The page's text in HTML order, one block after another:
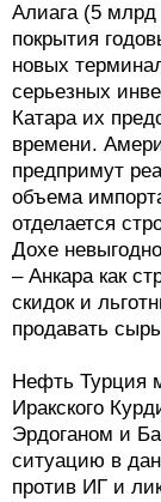
Алиага (5 млрд
покрытия
новых
серьезных
Катара их
времени.
предпримут
объема
отделается
Дохе
– Анкара как
скидок и
продавать
Нефть Турция
Иракского
Эрдоганом и
ситуацию в
против ИГ и